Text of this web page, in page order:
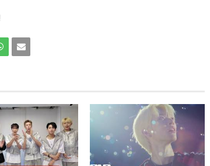
por
Email